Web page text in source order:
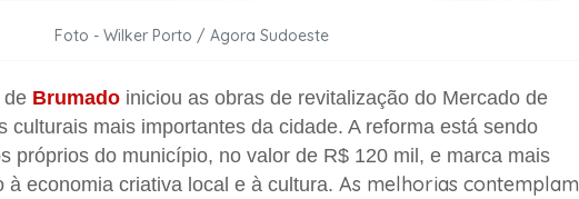
Foto - Wilker Porto / Agora Sudoeste
de Brumadoiniciou as obras de revitalização do Mercado de
culturais mais importantes da cidade. A reforma está sendo
próprios do município, no valor de R$ 120 mil, e marca mais
à economia criativa local e à cultura. As melhorias contemplam